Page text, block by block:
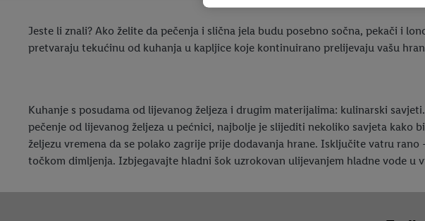
Jeste li znali? Ako želite da pečenja i slična jela budu posebno sočna, pekači i
pretvaraju tekućinu od kuhanja u kapljice koje kontinuirano prelijevaju vašu
Kuhanje s posudama od lijevanog željeza i drugim materijalima: kulinarski
pečenje od lijevanog željeza u pećnici, najbolje je slijediti nekoliko savjeta
željezu vremena da se polako zagrije prije dodavanja hrane. Isključite vatru
točkom dimljenja. Izbjegavajte hladni šok uzrokovan ulijevanjem hladne vode u